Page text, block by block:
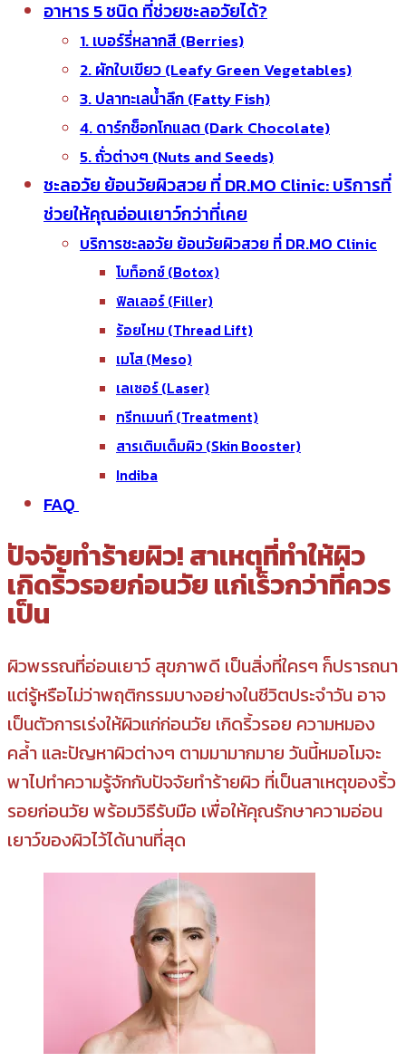
อาหาร 5 ชนิด ที่ช่วยชะลอวัยได้?
1. เบอร์รี่หลากสี (Berries)
2. ผักใบเขียว (Leafy Green Vegetables)
3. ปลาทะเลน้ำลึก (Fatty Fish)
4. ดาร์กช็อกโกแลต (Dark Chocolate)
5. ถั่วต่างๆ (Nuts and Seeds)
ชะลอวัย ย้อนวัยผิวสวย ที่ DR.MO Clinic: บริการที่
ช่วยให้คุณอ่อนเยาว์กว่าที่เคย
บริการชะลอวัย ย้อนวัยผิวสวย ที่ DR.MO Clinic
โบท็อกซ์ (Botox)
ฟิลเลอร์ (Filler)
ร้อยไหม (Thread Lift)
เมโส (Meso)
เลเซอร์ (Laser)
ทรีทเมนท์ (Treatment)
สารเติมเต็มผิว (Skin Booster)
Indiba
FAQ
ปัจจัยทำร้ายผิว! สาเหตุที่ทำให้ผิว
เกิดริ้วรอยก่อนวัย แก่เร็วกว่าที่ควร
เป็น
ผิวพรรณที่อ่อนเยาว์ สุขภาพดี เป็นสิ่งที่ใครๆ ก็ปรารถนา
แต่รู้หรือไม่ว่าพฤติกรรมบางอย่างในชีวิตประจำวัน อาจ
เป็นตัวการเร่งให้ผิวแก่ก่อนวัย เกิดริ้วรอย ความหมอง
คล้ำ และปัญหาผิวต่างๆ ตามมามากมาย วันนี้หมอโมจะ
พาไปทำความรู้จักกับปัจจัยทำร้ายผิว ที่เป็นสาเหตุของริ้ว
รอยก่อนวัย พร้อมวิธีรับมือ เพื่อให้คุณรักษาความอ่อน
เยาว์ของผิวไว้ได้นานที่สุด